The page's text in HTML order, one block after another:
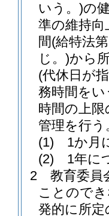
いう。)の
準の維持
間(給特法
じ。)から
(代休日が
務時間を
時間の上
管理を行う
(1)
1か月
(2)
1年に
2
教育委員
ことので
発的に所